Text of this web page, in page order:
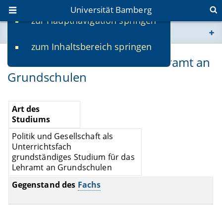
zur Hauptnavigation springen
zum Inhaltsbereich springen
Universität Bamberg
www.uni-bamberg.de
univis.uni-bamberg.de
fis.uni-bamberg.de
Politik und Gesellschaft - Lehramt an
Grundschulen
Art des
Studiums
Politik und Gesellschaft als
Unterrichtsfach
grundständiges Studium für das
Lehramt an Grundschulen
Gegenstand des Fachs